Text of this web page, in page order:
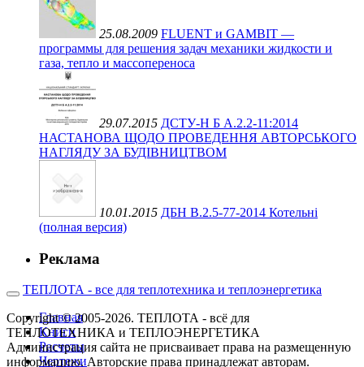
25.08.2009 FLUENT и GAMBIT —
программы для решения задач механики жидкости и
газа, тепло и массопереноса
29.07.2015 ДСТУ-Н Б А.2.2-11:2014
НАСТАНОВА ЩОДО ПРОВЕДЕННЯ АВТОРСЬКОГО
НАГЛЯДУ ЗА БУДІВНИЦТВОМ
10.01.2015 ДБН В.2.5-77-2014 Котельні
(полная версия)
Реклама
ТЕПЛОТА - все для теплотехника и теплоэнергетика
Главная
Книги
Расчеты
Чертежи
Copyright © 2005-2026. ТЕПЛОТА - всё для
ТЕПЛОТЕХНИКА и ТЕПЛОЭНЕРГЕТИКА
Администрация сайта не присваивает права на размещенную
информацию. Авторские права принадлежат авторам.